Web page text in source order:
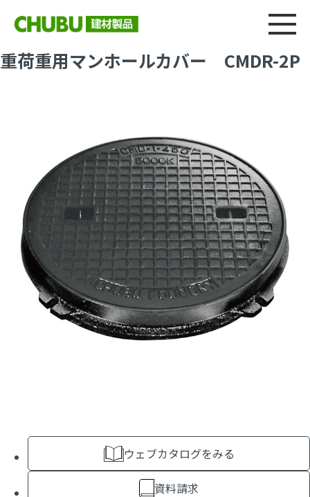
総合
重荷重用マンホールカバー CMDR-2P
ウェブカタログをみる
資料請求